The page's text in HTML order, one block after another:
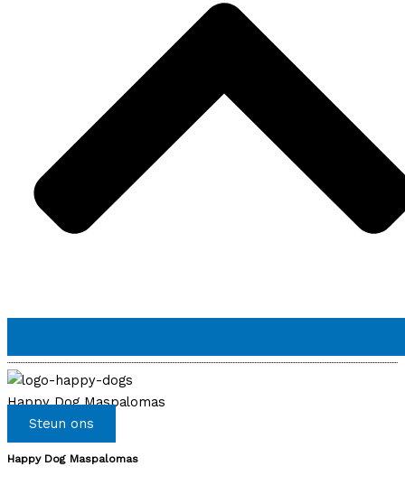
Happy Dog Maspalomas
Steun ons
Happy Dog Maspalomas